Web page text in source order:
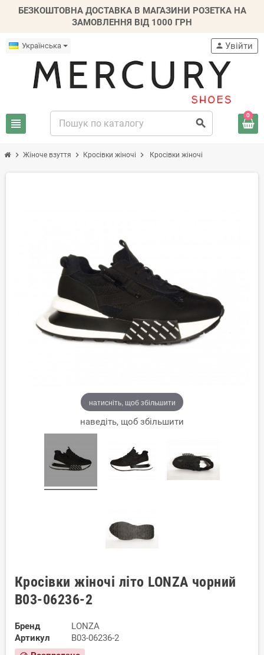
БЕЗКОШТОВНА ДОСТАВКА В МАГАЗИНИ РОЗЕТКА НА
ЗАМОВЛЕННЯ ВІД 1000 ГРН
Українська
view_headline search
person Увійти
0
chevron_right Жіноче взуття chevron_right Кросівки жіночі chevron_right Кросівки жіночі
натисніть, щоб збільшити
наведіть, щоб збільшити
Кросівки жіночі літо LONZA чорний
B03-06236-2
Бренд
LONZA
Артикул
B03-06236-2